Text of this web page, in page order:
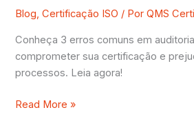
Blog,Certificação ISO / PorQMS
Conheça 3 erros comuns em
comprometer sua certificação e
processos. Leia agora!
Read More »